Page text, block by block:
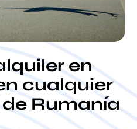
en
cualquier
Rumanía